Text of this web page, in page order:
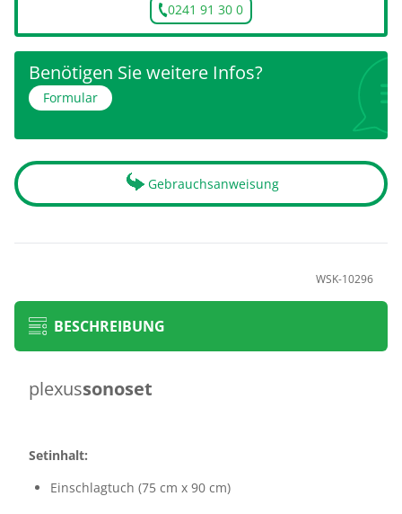
0241 91 30 0
Benötigen Sie weitere Infos?
Formular
Gebrauchsanweisung
WSK-10296
BESCHREIBUNG
plexussonoset
Setinhalt:
Einschlagtuch (75 cm x 90 cm)